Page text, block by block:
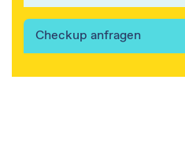
Checkup anfragen